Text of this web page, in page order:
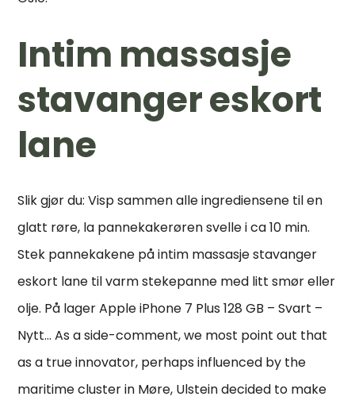
Intim massasje
stavanger eskort
lane
Slik gjør du: Visp sammen alle ingrediensene til en
glatt røre, la pannekakerøren svelle i ca 10 min.
Stek pannekakene på intim massasje stavanger
eskort lane til varm stekepanne med litt smør eller
olje. På lager Apple iPhone 7 Plus 128 GB – Svart –
Nytt… As a side-comment, we most point out that
as a true innovator, perhaps influenced by the
maritime cluster in Møre, Ulstein decided to make